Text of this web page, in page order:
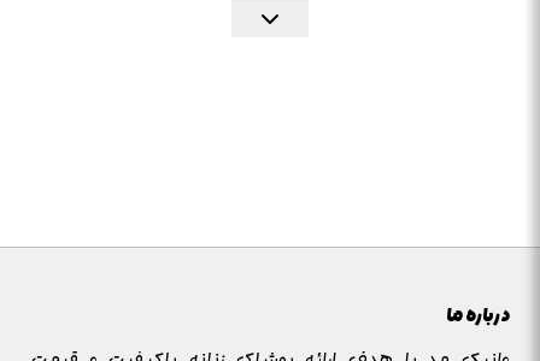
دامن، مانتو و شلوار، یا کت و دامن باشند و برای
ست زنانه در مدل‌های متنوعی عرضه می‌شود.
درباره ما